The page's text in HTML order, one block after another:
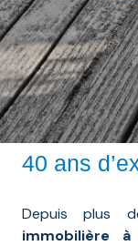
40 ans
Depuis plus
immobilière à